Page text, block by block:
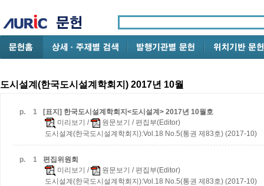
도시설계(한국도시설계학회지) 2017년 10월
p. 1
[표지] 한국도시설계학회지<도시설계> 2017년 10월호
미리보기 / 원문보기 / 편집부(Editor)
도시설계(한국도시설계학회지):Vol.18 No.5(통권 제83호) (2017-10)
p. 1
편집위원회
미리보기 / 원문보기 / 편집부(Editor)
도시설계(한국도시설계학회지):Vol.18 No.5(통권 제83호) (2017-10)